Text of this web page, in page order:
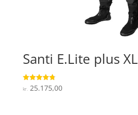
Santi E.Lite plus XL
Vurderet
4.8
kr.25.175,00